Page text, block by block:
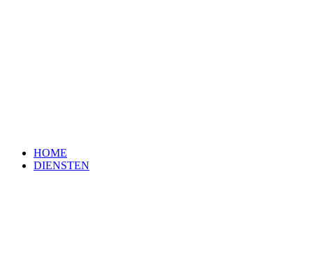
HOME
DIENSTEN